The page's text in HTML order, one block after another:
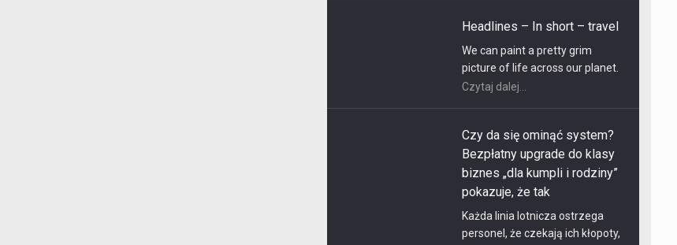
Czy da się ominąć system?
Bezpłatny upgrade do klasy
biznes „dla kumpli i rodziny”
pokazuje, że tak
Każda linia lotnicza ostrzega
jeśli będą nieoficjalnie podnosić
komfort lotu dla swoich
przyjaciół i członków rodziny.
Czytaj dalej...
Polacy coraz chętniej wydają
pieniądze na podróże
Polacy kochają długie wekeendy